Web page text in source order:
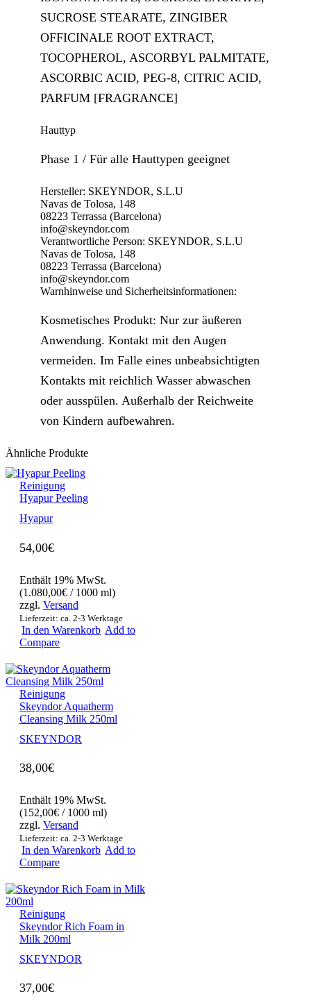
SUCROSE STEARATE, ZINGIBER
OFFICINALE ROOT EXTRACT,
TOCOPHEROL, ASCORBYL PALMITATE,
ASCORBIC ACID, PEG-8, CITRIC ACID,
PARFUM [FRAGRANCE]
Hauttyp
Phase 1 / Für alle Hauttypen geeignet
Hersteller: SKEYNDOR, S.L.U
Navas de Tolosa, 148
08223 Terrassa (Barcelona)
info@skeyndor.com
Verantwortliche Person: SKEYNDOR, S.L.U
Navas de Tolosa, 148
08223 Terrassa (Barcelona)
info@skeyndor.com
Warnhinweise und Sicherheitsinformationen:
Kosmetisches Produkt: Nur zur äußeren
Anwendung. Kontakt mit den Augen
vermeiden. Im Falle eines unbeabsichtigten
Kontakts mit reichlich Wasser abwaschen
oder ausspülen. Außerhalb der Reichweite
von Kindern aufbewahren.
Ähnliche Produkte
Reinigung
Hyapur Peeling
Hyapur
54,00€
Enthält 19% MwSt.
(1.080,00€ / 1000 ml)
zzgl. Versand
Lieferzeit: ca. 2-3 Werktage
In den Warenkorb Add to
Compare
Reinigung
Skeyndor Aquatherm
Cleansing Milk 250ml
SKEYNDOR
38,00€
Enthält 19% MwSt.
(152,00€ / 1000 ml)
zzgl. Versand
Lieferzeit: ca. 2-3 Werktage
In den Warenkorb Add to
Compare
Reinigung
Skeyndor Rich Foam in
Milk 200ml
SKEYNDOR
37,00€